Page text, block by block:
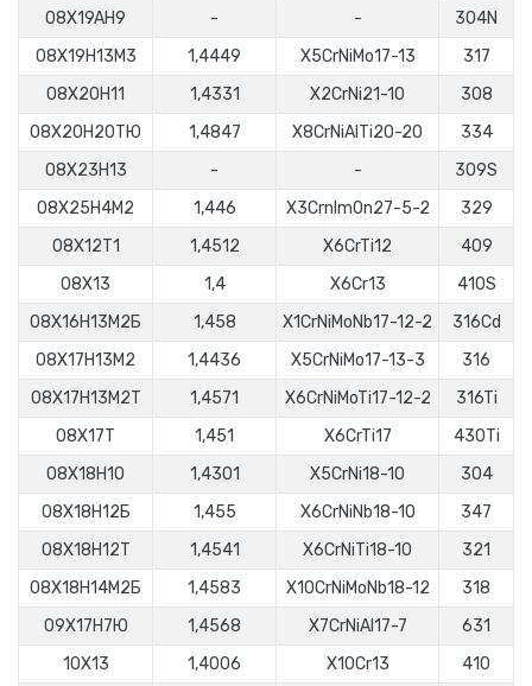
08X19AH9 - -
304N
08X19H13M3
1,4449 X5CrNiMo17-13
317
08X20H11
1,4331 X2CrNi21-10
308
08X20H20TЮ
1,4847 X8СrNiAlTi20-20
334
08X23H13
- -
309S
08X25H4M2
1,446 X3CrnImOn27-5-2
329
08Х12Т1
1,4512 X6CrTi12
409
08Х13
1,4 Х6Cr13
410S
08Х16Н13М2Б
1,458 X1CrNiMoNb17-12-2
316Сd
08Х17Н13М2
1,4436 X5CrNiMo17-13-3
316
08Х17Н13М2Т
1,4571 Х6CrNiMoTi17-12-2
316Ti
08Х17Т
1,451 Х6СrTi17
430Ti
08Х18Н10
1,4301 X5CrNi18-10
304
08Х18Н12Б
1,455 X6CrNiNb18-10
347
08Х18Н12Т
1,4541 Х6CrNiTi18-10
321
08Х18Н14М2Б
1,4583 Х10CrNiMoNb18-12
318
09X17H7Ю
1,4568 X7CrNiAl17-7
631
10X13
1,4006 X10Cr13 410